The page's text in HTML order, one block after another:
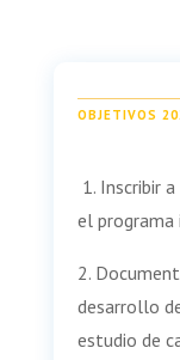
OBJETIVOS
1. Inscribir
el programa
2.
desarrollo
estudio de